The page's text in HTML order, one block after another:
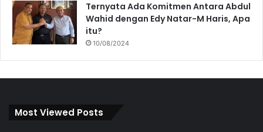
Ternyata Ada Komitmen Antara Abdul
Wahid dengan Edy Natar-M Haris, Apa
itu?
10/08/2024
Most Viewed Posts